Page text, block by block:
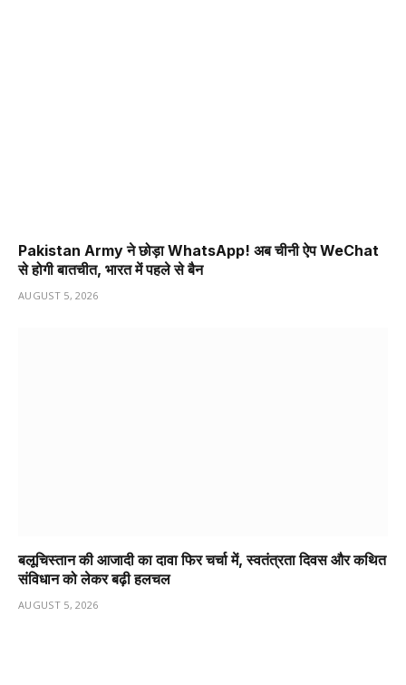
Pakistan Army ने छोड़ा WhatsApp! अब चीनी ऐप WeChat
से होगी बातचीत, भारत में पहले से बैन
AUGUST 5, 2026
बलूचिस्तान की आजादी का दावा फिर चर्चा में, स्वतंत्रता दिवस और कथित
संविधान को लेकर बढ़ी हलचल
AUGUST 5, 2026